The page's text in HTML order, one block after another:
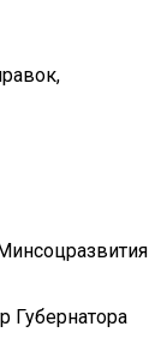
Губернатора